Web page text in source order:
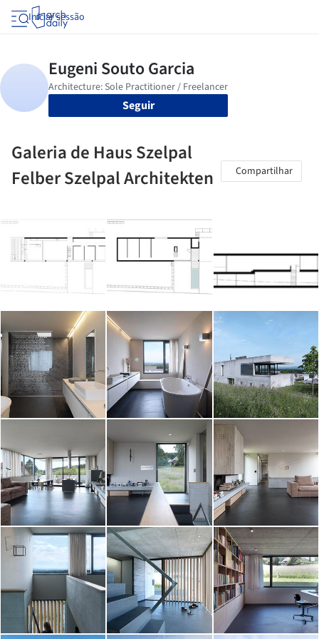
Iniciar sessão
Seguir
Galeria de Haus Szelpal
Felber Szelpal Architekten
Compartilhar